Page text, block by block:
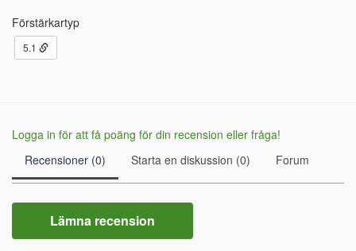
Förstärkartyp
5.1
Logga in för att få poäng för din recension eller fråga!
Recensioner (0)
Starta en diskussion (0) Forum
Lämna recension